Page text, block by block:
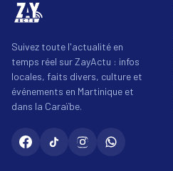
Suivez toute l'actualité en
temps réel sur ZayActu : infos
locales, faits divers, culture et
événements en Martinique et
dans la Caraïbe.